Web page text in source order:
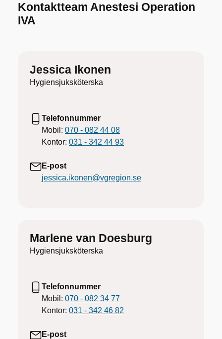
Kontaktteam Anestesi Operation
IVA
Jessica Ikonen
Hygiensjuksköterska
Telefonnummer
Mobil: 070 - 082 44 08
Kontor: 031 - 342 44 93
E-post
jessica.ikonen@vgregion.se
Marlene van Doesburg
Hygiensjuksköterska
Telefonnummer
Mobil: 070 - 082 34 77
Kontor: 031 - 342 46 82
E-post